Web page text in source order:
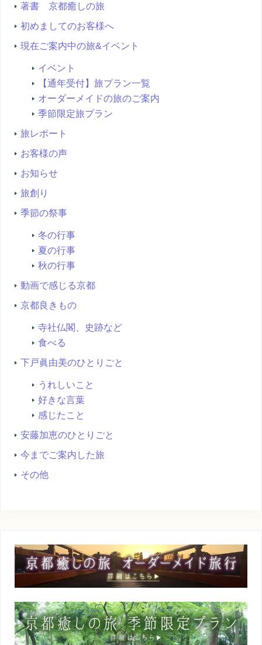
著書 京都癒しの旅
初めましてのお客様へ
現在ご案内中の旅&イベント
イベント
【通年受付】旅プラン一覧
オーダーメイドの旅のご案内
季節限定旅プラン
旅レポート
お客様の声
お知らせ
旅創り
季節の祭事
冬の行事
夏の行事
秋の行事
動画で感じる京都
京都良きもの
寺社仏閣、史跡など
食べる
下戸眞由美のひとりごと
うれしいこと
好きな言葉
感じたこと
安藤加恵のひとりごと
今までご案内した旅
その他